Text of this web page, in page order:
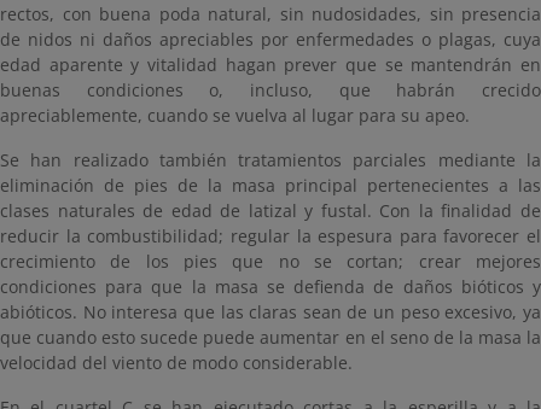
rectos, con buena poda natural, sin nudosidades, sin presencia
de nidos ni daños apreciables por enfermedades o plagas, cuya
edad aparente y vitalidad hagan prever que se mantendrán en
buenas condiciones o, incluso, que habrán crecido
apreciablemente, cuando se vuelva al lugar para su apeo.
Se han realizado también tratamientos parciales mediante la
eliminación de pies de la masa principal pertenecientes a las
clases naturales de edad de latizal y fustal. Con la finalidad de
reducir la combustibilidad; regular la espesura para favorecer el
crecimiento de los pies que no se cortan; crear mejores
condiciones para que la masa se defienda de daños bióticos y
abióticos. No interesa que las claras sean de un peso excesivo, ya
que cuando esto sucede puede aumentar en el seno de la masa la
velocidad del viento de modo considerable.